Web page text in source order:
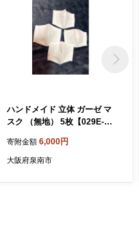
ハンドメイド 立体 ガーゼ マ
スク （無地） 5枚【029E-00
寄附金額 6,000円
大阪府泉南市